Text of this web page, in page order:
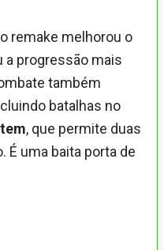
remake melhorou o
a progressão mais
também
batalhas no
, que permite duas
uma baita porta de